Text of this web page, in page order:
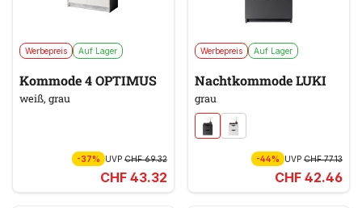
Werbepreis Auf Lager
Kommode 4 OPTIMUS
weiß, grau
-37% UVP CHF 69.32
CHF 43.32
Werbepreis Auf Lager
Nachtkommode LUKI
grau
-44% UVPCHF 77.13
CHF 42.46